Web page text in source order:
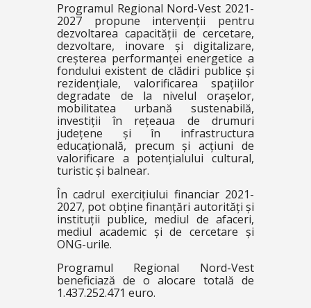
Programul Regional Nord-Vest 2021-
2027 propune intervenții pentru
dezvoltarea capacității de cercetare,
dezvoltare, inovare și digitalizare,
creșterea performanței energetice a
fondului existent de clădiri publice și
rezidențiale, valorificarea spațiilor
degradate de la nivelul orașelor,
mobilitatea urbană sustenabilă,
investiții în rețeaua de drumuri
județene și în infrastructura
educațională, precum și acțiuni de
valorificare a potențialului cultural,
turistic și balnear.
În cadrul exercițiului financiar 2021-
2027, pot obține finanțări autorități și
instituții publice, mediul de afaceri,
mediul academic și de cercetare și
ONG-urile.
Programul Regional Nord-Vest
beneficiază de o alocare totală de
1.437.252.471 euro.